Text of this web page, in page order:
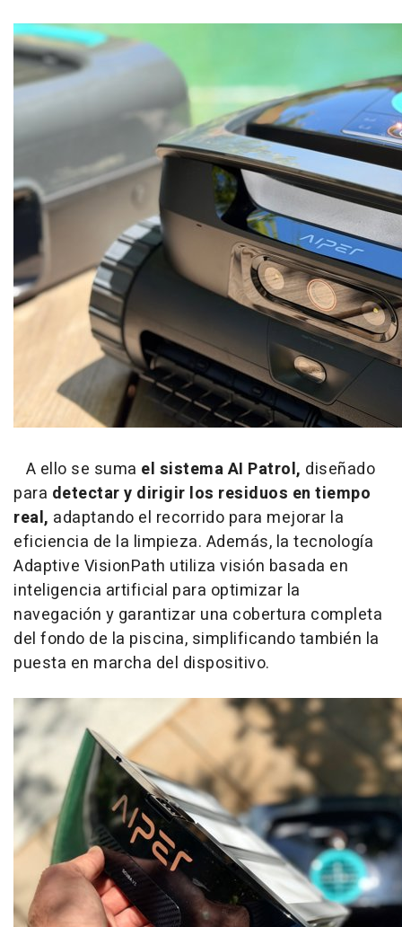
A ello se suma el sistema AI Patrol, diseñado
para detectar y dirigir los residuos en tiempo
real, adaptando el recorrido para mejorar la
eficiencia de la limpieza. Además, la tecnología
Adaptive VisionPath utiliza visión basada en
inteligencia artificial para optimizar la
navegación y garantizar una cobertura completa
del fondo de la piscina, simplificando también la
puesta en marcha del dispositivo.